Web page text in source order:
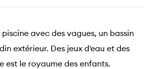
avec des vagues, un bassin
extérieur. Des jeux d'eau et des
est le royaume des enfants.